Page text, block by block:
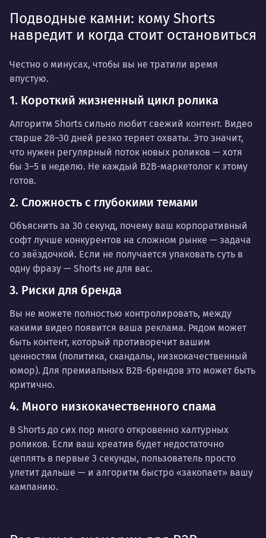
Подводные камни: кому Shorts
навредит и когда стоит остановиться
Честно о минусах, чтобы вы не тратили время
впустую.
1. Короткий жизненный цикл ролика
Алгоритм Shorts сильно любит свежий контент. Видео
старше 28–30 дней резко теряет охваты. Это значит,
что нужен регулярный поток новых роликов — хотя
бы 3–5 в неделю. Не каждый B2B-маркетолог к этому
готов.
2. Сложность с глубокими темами
Объяснить за 30 секунд, почему ваш корпоративный
софт лучше конкурентов на сложном рынке — задача
со звёздочкой. Если не получается упаковать суть в
одну фразу — Shorts не для вас.
3. Риски для бренда
Вы не можете полностью контролировать, между
какими видео появится ваша реклама. Рядом может
быть контент, который противоречит вашим
ценностям (политика, скандалы, низкокачественный
юмор). Для премиальных B2B-брендов это может быть
критично.
4. Много низкокачественного спама
В Shorts до сих пор много откровенно халтурных
роликов. Если ваш креатив будет недостаточно
цеплять в первые 3 секунды, пользователь просто
улетит дальше — и алгоритм быстро «закопает» вашу
кампанию.